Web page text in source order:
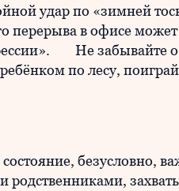
удар по «зимней
перерыва в офисе
Не забывайте о
по лесу,
безусловно,
родственниками,